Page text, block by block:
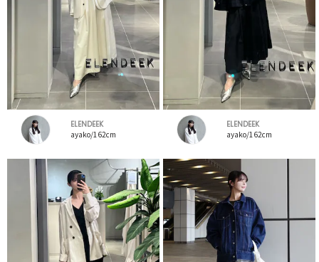
ELENDEEK
ayako/162cm
ELENDEEK
ayako/162cm